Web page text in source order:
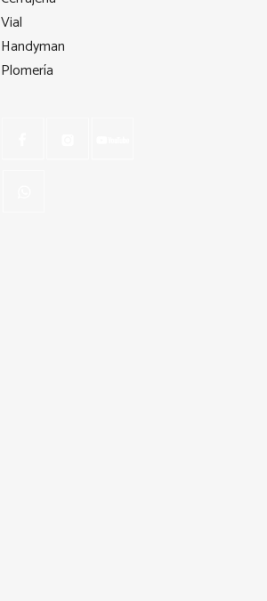
Vial
Handyman
Plomería